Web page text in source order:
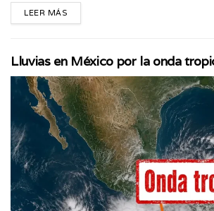
LEER MÁS
Lluvias en México por la onda